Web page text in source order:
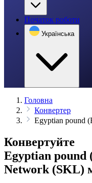
Початок роботи
Українська
Головна
Конвертер
Egyptian pound
Конвертуйте
Egyptian pound
Network (SKL)